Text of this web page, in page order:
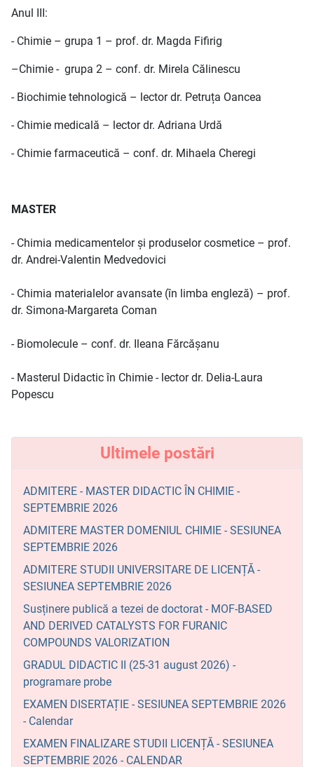
Anul III:
- Chimie – grupa 1 – prof. dr. Magda Fifirig
–Chimie - grupa 2 – conf. dr. Mirela Călinescu
- Biochimie tehnologică – lector dr. Petruța Oancea
- Chimie medicală – lector dr. Adriana Urdă
- Chimie farmaceutică – conf. dr. Mihaela Cheregi
MASTER
- Chimia medicamentelor și produselor cosmetice – prof.
dr. Andrei-Valentin Medvedovici
- Chimia materialelor avansate (în limba engleză) – prof.
dr. Simona-Margareta Coman
- Biomolecule – conf. dr. Ileana Fărcășanu
- Masterul Didactic în Chimie - lector dr. Delia-Laura
Popescu
Ultimele postări
ADMITERE - MASTER DIDACTIC ÎN CHIMIE -
SEPTEMBRIE 2026
ADMITERE MASTER DOMENIUL CHIMIE - SESIUNEA
SEPTEMBRIE 2026
ADMITERE STUDII UNIVERSITARE DE LICENȚĂ -
SESIUNEA SEPTEMBRIE 2026
Susținere publică a tezei de doctorat - MOF-BASED
AND DERIVED CATALYSTS FOR FURANIC
COMPOUNDS VALORIZATION
GRADUL DIDACTIC II (25-31 august 2026) -
programare probe
EXAMEN DISERTAȚIE - SESIUNEA SEPTEMBRIE 2026
- Calendar
EXAMEN FINALIZARE STUDII LICENȚĂ - SESIUNEA
SEPTEMBRIE 2026 - CALENDAR